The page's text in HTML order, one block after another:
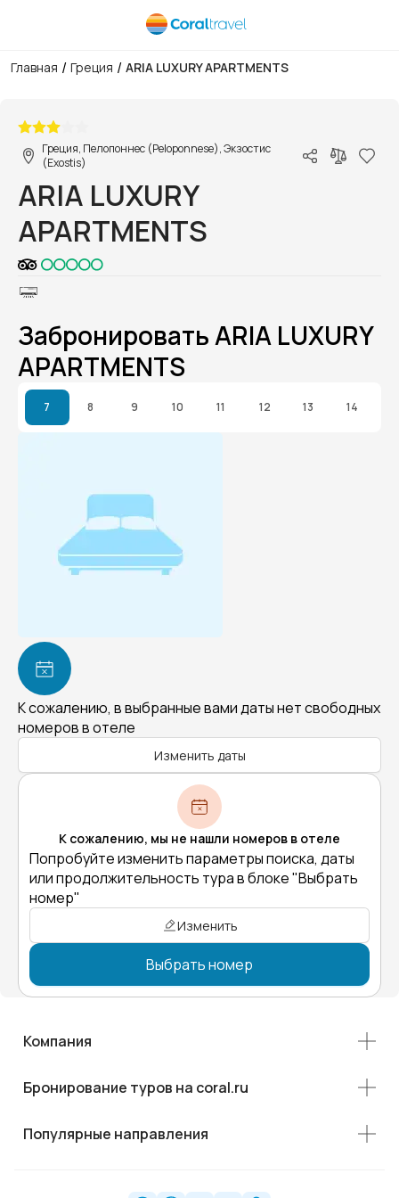
Главная / Греция / ARIA LUXURY APARTMENTS
Греция, Пелопоннес (Peloponnese), Экзостис
(Exostis)
ARIA LUXURY
APARTMENTS
Забронировать ARIA LUXURY
APARTMENTS
7 8 9 10 11 12 13 14
К сожалению, в выбранные вами даты нет свободных
номеров в отеле
Изменить даты
К сожалению, мы не нашли номеров в отеле
Попробуйте изменить параметры поиска, даты
или продолжительность тура в блоке "Выбрать
номер"
Изменить
Выбрать номер
Компания
Бронирование туров на coral.ru
Популярные направления